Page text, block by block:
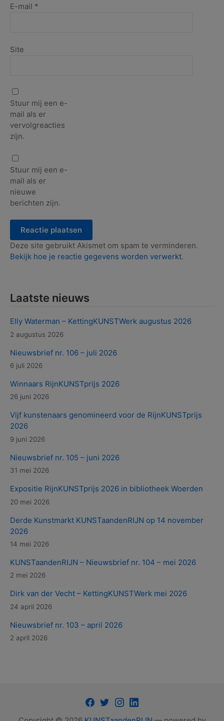
E-mail *
Site
Stuur mij een e-
mail als er
vervolgreacties
zijn.
Stuur mij een e-
mail als er
nieuwe
berichten zijn.
Deze site gebruikt Akismet om spam te verminderen.
Bekijk hoe je reactie gegevens worden verwerkt.
Laatste nieuws
Elly Waterman – KettingKUNSTWerk augustus 2026
2 augustus 2026
Nieuwsbrief nr. 106 – juli 2026
6 juli 2026
Winnaars RijnKUNSTprijs 2026
26 juni 2026
Vijf kunstenaars genomineerd voor de RijnKUNSTprijs
2026
9 juni 2026
Nieuwsbrief nr. 105 – juni 2026
31 mei 2026
Expositie RijnKUNSTprijs 2026 in bibliotheek Woerden
20 mei 2026
Derde Kunstmarkt KUNSTaandenRIJN op 14 november
2026
14 mei 2026
KUNSTaandenRIJN – Nieuwsbrief nr. 104 – mei 2026
2 mei 2026
Dirk van der Vecht – KettingKUNSTWerk mei 2026
24 april 2026
Nieuwsbrief nr. 103 – april 2026
2 april 2026
Facebook
TwitterInstagram
LinkedIn